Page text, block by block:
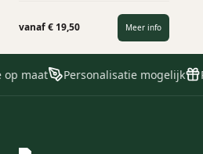
lichtfuncties. De LED zaklamp is
perfect voor de klusser die graag de
handen uit de mouwen steekt en
altijd met goed licht wil kunnen
werken!
vanaf € 19,50 Meer info
maat Personalisatie mogelijk